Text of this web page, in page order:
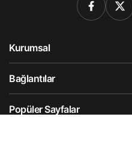
Kurumsal
Bağlantılar
Popüler Sayfalar